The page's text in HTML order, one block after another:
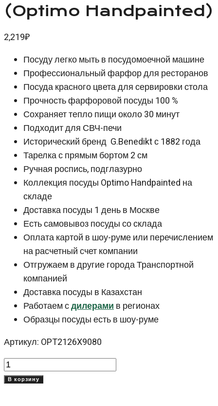
(Optimo Handpainted)
2,219₽
Посуду легко мыть в посудомоечной машине
Профессиональный фарфор для ресторанов
Посуда красного цвета для сервировки стола
Прочность фарфоровой посуды 100 %
Сохраняет тепло пищи около 30 минут
Подходит для СВЧ-печи
Исторический бренд G.Benedikt с 1882 года
Тарелка с прямым бортом 2 см
Ручная роспись, подглазурно
Коллекция посуды Optimo Handpainted на
складе
Доставка посуды 1 день в Москве
Есть самовывоз посуды со склада
Оплата картой в шоу-руме или перечислением
на расчетный счет компании
Отгружаем в другие города Транспортной
компанией
Доставка посуды в Казахстан
Работаем сдилерамив регионах
Образцы посуды есть в шоу-руме
Артикул: OPT2126X9080
Количество
товара
В корзину